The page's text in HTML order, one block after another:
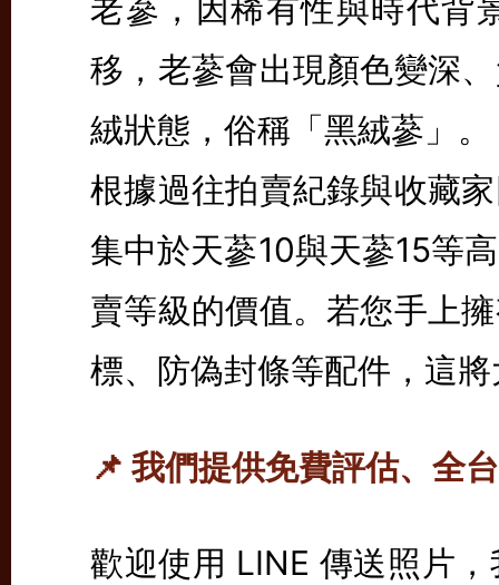
老蔘，因稀有性與時代背
移，老蔘會出現顏色變深
絨狀態，俗稱「黑絨蔘」。
根據過往拍賣紀錄與收藏
集中於天蔘10與天蔘15等
賣等級的價值。若您手上
標、防偽封條等配件，這
📌 我們提供免費評估、全
歡迎使用 LINE 傳送照片，